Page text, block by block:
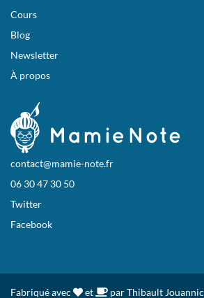
Cours
Blog
Newsletter
À propos
contact@mamie-note.fr
06 30 47 30 50
Twitter
Facebook
Fabriqué avec et par Thibault Jouannic